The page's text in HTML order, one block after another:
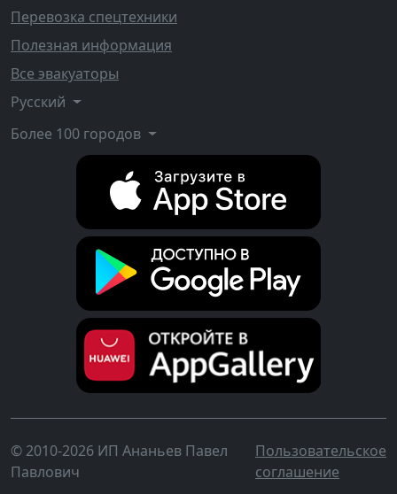
Перевозка спецтехники
Полезная информация
Все эвакуаторы
Русский
Более 100 городов
© 2010-2026 ИП Ананьев Павел
Павлович
Пользовательское
соглашение